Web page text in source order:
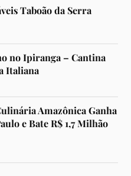
Taboão da Serra
no Ipiranga – Cantina
Italiana
Amazônica Ganha
e Bate R$ 1,7 Milhão